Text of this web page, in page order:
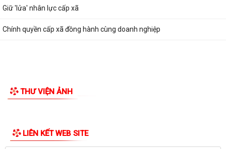
Giữ 'lửa' nhân lực cấp xã
Chính quyền cấp xã đồng hành cùng doanh nghiệp
THƯ VIỆN ẢNH